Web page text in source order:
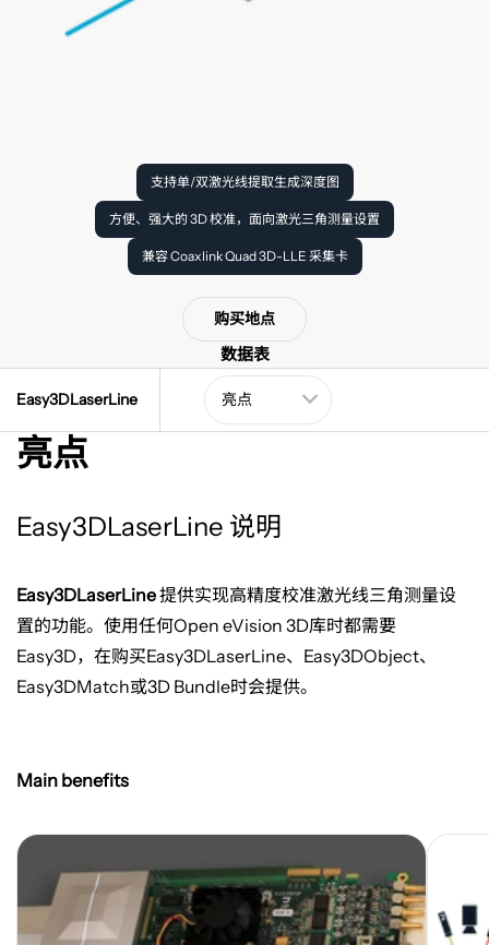
支持单/双激光线提取生成深度图
方便、强大的 3D 校准，面向激光三角测量设置
兼容 Coaxlink Quad 3D-LLE 采集卡
数据表
购买地点
Easy3DLaserLine
亮点
Easy3DLaserLine 说明
Easy3DLaserLine提供实现高精度校准激光线三角测量设
置的功能。使用任何Open eVision 3D库时都需要
Easy3D，在购买Easy3DLaserLine、 Easy3DObject、
Easy3DMatch或3D Bundle时会提供。
Main benefits